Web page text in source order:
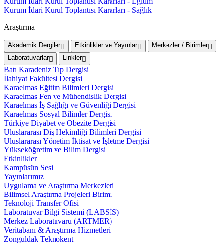
Kurum İdari Kurul Toplantısı Kararları - Sağlık
Araştırma
Akademik Dergiler Etkinlikler ve Yayınlar
Merkezler / Birimler
Laboratuvarlar
Linkler
Batı Karadeniz Tıp Dergisi
İlahiyat Fakültesi Dergisi
Karaelmas Eğitim Bilimleri Dergisi
Karaelmas Fen ve Mühendislik Dergisi
Karaelmas İş Sağlığı ve Güvenliği Dergisi
Karaelmas Sosyal Bilimler Dergisi
Türkiye Diyabet ve Obezite Dergisi
Uluslararası Diş Hekimliği Bilimleri Dergisi
Uluslararası Yönetim İktisat ve İşletme Dergisi
Yükseköğretim ve Bilim Dergisi
Etkinlikler
Kampüsün Sesi
Yayınlarımız
Uygulama ve Araştırma Merkezleri
Bilimsel Araştırma Projeleri Birimi
Teknoloji Transfer Ofisi
Laboratuvar Bilgi Sistemi (LABSİS)
Merkez Laboratuvaru (ARTMER)
Veritabanı & Araştırma Hizmetleri
Zonguldak Teknokent